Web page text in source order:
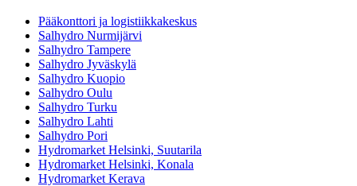
Pääkonttori ja logistiikkakeskus
Salhydro Nurmijärvi
Salhydro Tampere
Salhydro Jyväskylä
Salhydro Kuopio
Salhydro Oulu
Salhydro Turku
Salhydro Lahti
Salhydro Pori
Hydromarket Helsinki, Suutarila
Hydromarket Helsinki, Konala
Hydromarket Kerava